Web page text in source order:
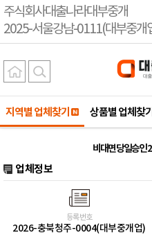
주식회사대출나라대부중개
2025-서울강남-0111(대부중개
지역별 업체찾기 상품별 업체찾기
비대면 당일승인
업체정보
등록번호
2026-충북청주-0004(대부중개업)